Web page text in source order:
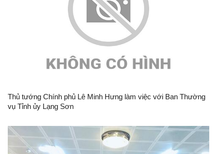
Thủ tướng Chính phủ Lê Minh Hưng làm việc với Ban Thường
vụ Tỉnh ủy Lạng Sơn